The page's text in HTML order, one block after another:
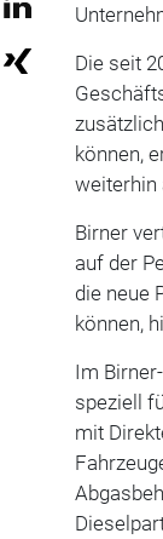
Die seit
können,
weiterhin
Birner
auf der
die neue
können,
Im
speziell
mit